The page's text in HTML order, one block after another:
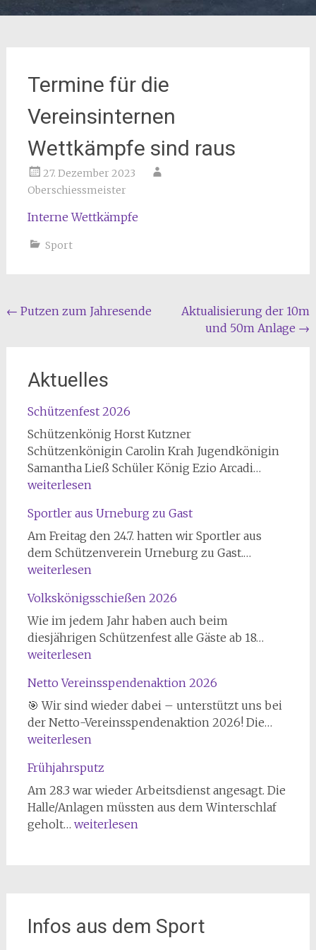
Termine für die
Vereinsinternen
Wettkämpfe sind raus
27. Dezember 2023
Oberschiessmeister
Interne Wettkämpfe
Sport
Beitragsnavigation
← Putzen zum Jahresende
Aktualisierung der 10m
und 50m Anlage →
Aktuelles
Schützenfest 2026
Schützenkönig Horst Kutzner
Schützenkönigin Carolin Krah Jugendkönigin
Samantha Ließ Schüler König Ezio Arcadi…
weiterlesen
Sportler aus Urneburg zu Gast
Am Freitag den 24.7. hatten wir Sportler aus
dem Schützenverein Urneburg zu Gast.…
weiterlesen
Volkskönigsschießen 2026
Wie im jedem Jahr haben auch beim
diesjährigen Schützenfest alle Gäste ab 18…
weiterlesen
Netto Vereinsspendenaktion 2026
🎯 Wir sind wieder dabei – unterstützt uns bei
der Netto-Vereinsspendenaktion 2026! Die…
weiterlesen
Frühjahrsputz
Am 28.3 war wieder Arbeitsdienst angesagt. Die
Halle/Anlagen müssten aus dem Winterschlaf
geholt… Frühjahrsputz
weiterlesen
Infos aus dem Sport